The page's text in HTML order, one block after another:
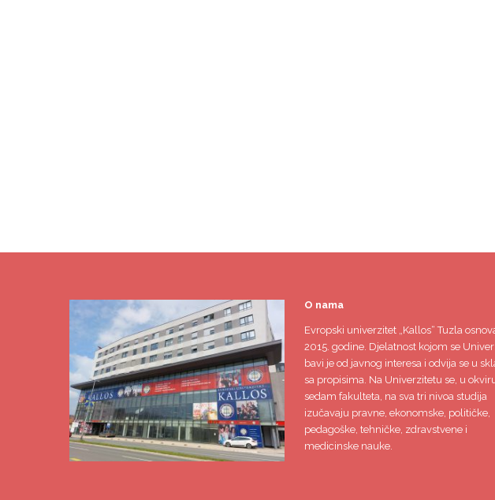
O nama
Evropski univerzitet „Kallos“ Tuzla
2015. godine. Djelatnost kojom se
bavi je od javnog interesa i odvija se u
sa propisima. Na Univerzitetu se, u
sedam fakulteta, na sva tri nivoa studija
izučavaju pravne, ekonomske, političke,
pedagoške, tehničke, zdravstvene i
medicinske nauke.